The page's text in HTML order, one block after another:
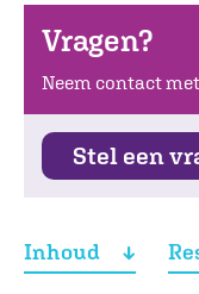
Vragen?
Neem contact
Stel een
Inhoud